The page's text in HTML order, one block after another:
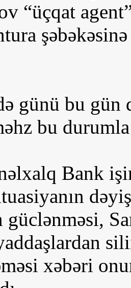
“üçqat
günü bu
bu
Bank
xəbəri